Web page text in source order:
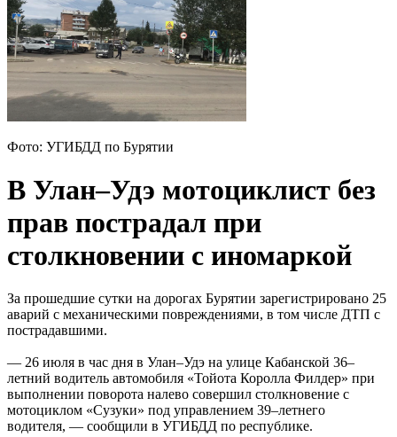
Фото: УГИБДД по Бурятии
В Улан–Удэ мотоциклист без
прав пострадал при
столкновении с иномаркой
За прошедшие сутки на дорогах Бурятии зарегистрировано 25
аварий с механическими повреждениями, в том числе ДТП с
пострадавшими.
— 26 июля в час дня в Улан–Удэ на улице Кабанской 36–
летний водитель автомобиля «Тойота Королла Филдер» при
выполнении поворота налево совершил столкновение с
мотоциклом «Сузуки» под управлением 39–летнего
водителя, — сообщили в УГИБДД по республике.